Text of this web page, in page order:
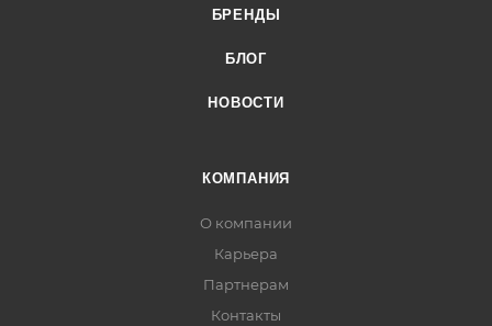
БРЕНДЫ
БЛОГ
НОВОСТИ
КОМПАНИЯ
О компании
Карьера
Партнерам
Контакты